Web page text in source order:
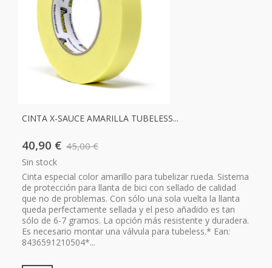
CINTA X-SAUCE AMARILLA TUBELESS...
40,90 € 45,00 €
Sin stock
Cinta especial color amarillo para tubelizar rueda. Sistema
de protección para llanta de bici con sellado de calidad
que no de problemas. Con sólo una sola vuelta la llanta
queda perfectamente sellada y el peso añadido es tan
sólo de 6-7 gramos. La opción más resistente y duradera.
Es necesario montar una válvula para tubeless.* Ean:
8436591210504*...